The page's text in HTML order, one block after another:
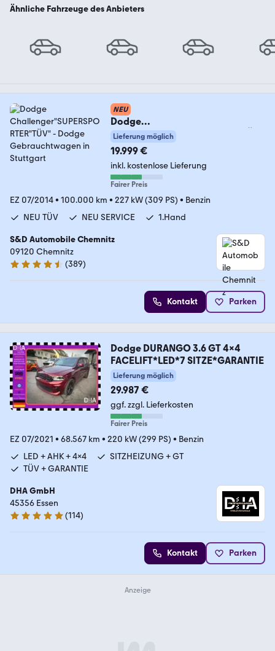
Ähnliche Fahrzeuge des Anbieters
NEU
Dodge
Challenger"SUPERSPORTER"TÜV"
Lieferung möglich
19.999 €
inkl. kostenlose Lieferung
Fairer Preis
EZ 07/2014• 100.000 km • 227 kW (309 PS) • Benzin
NEU TÜV
NEU SERVICE 1.Hand
S&D Automobile Chemnitz
09120 Chemnitz
4.7 Sterne
(389)
Kontakt Parken
Dodge DURANGO 3.6 GT 4x4
FACELIFT*LED*7 SITZE*GARANTIE
Lieferung möglich
29.987 €
ggf. zzgl. Lieferkosten
Fairer Preis
EZ 07/2021 • 68.567 km • 220 kW (299 PS) • Benzin
LED + AHK + 4x4
SITZHEIZUNG + GT
TÜV + GARANTIE
DHA GmbH
45356 Essen
4.8 Sterne
(114)
Kontakt Parken